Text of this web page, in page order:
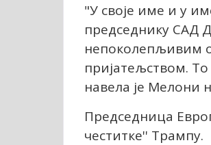
"У своје име и у
председнику САД
непоколепљивим
пријатељством. То
навела је Мелони
Председница
честитке'' Трампу.